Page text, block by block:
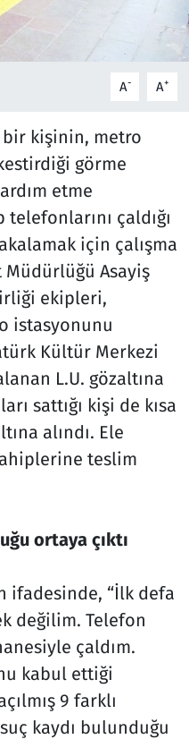
A- A+
bir kişinin, metro
görme
etme
çaldığı
için çalışma
Müdürlüğü Asayiş
ekipleri,
istasyonunu
Kültür Merkezi
L.U. gözaltına
sattığı kişi de kısa
alındı. Ele
teslim
ortaya çıktı
ifadesinde, “İlk defa
değilim. Telefon
çaldım.
kabul ettiği
9 farklı
kaydı bulunduğu